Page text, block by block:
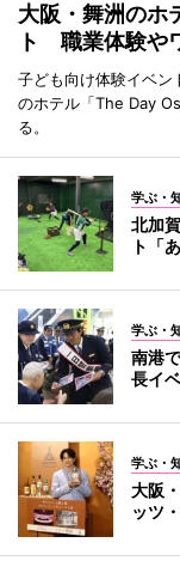
大阪・舞洲のホ
ト 職業体験や
子ども向け体験イベン
のホテル「The Day
る。
学ぶ・
北加
ト「
学ぶ・
南港
長イ
学ぶ・
大阪
ッツ